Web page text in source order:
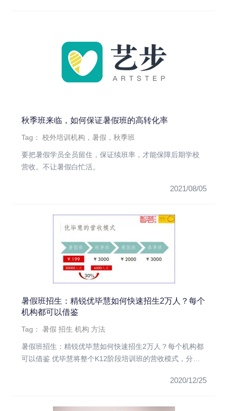
秋季班来临，如何保证暑假班的高转化率
Tag：校外培训机构，暑假，秋季班
要把暑假学员全员留住，保证续班率，才能保障后期学校
营收。不让暑假白忙活。
2021/08/05
暑假班招生：精锐优毕慧如何快速招生2万人？每个
机构都可以借鉴
Tag：暑假 招生 机构 方法
暑假班招生：精锐优毕慧如何快速招生2万人？每个机构都
可以借鉴 优毕慧将整个K12阶段培训班的营收模式，分成
2020/12/25